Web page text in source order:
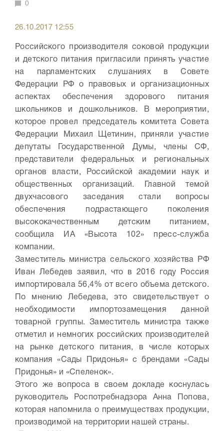
0
26.10.2017 12:55
Российского производителя соковой продукции
и детского питания пригласили принять участие
на парламентских слушаниях в Совете
Федерации РФ о правовых и организационных
аспектах обеспечения здорового питания
школьников и дошкольников. В мероприятии,
которое провел председатель комитета Совета
Федерации Михаил Щетинин, приняли участие
депутаты Государственной Думы, члены СФ,
представители федеральных и региональных
органов власти, Российской академии наук и
общественных организаций. Главной темой
двухчасового заседания стали вопросы
обеспечения подрастающего поколения
высококачественным детским питанием,
сообщила ИА «Высота 102» пресс-служба
компании.
Заместитель министра сельского хозяйства РФ
Иван Лебедев заявил, что в 2016 году Россия
импортировала 56,4% от всего объема детского.
По мнению Лебедева, это свидетельствует о
необходимости импортозамещения данной
товарной группы. Заместитель министра также
отметил и немногих российских производителей
на рынке детского питания, в числе которых
компания «Сады Придонья» с брендами «Сады
Придонья» и «Спеленок».
Этого же вопроса в своем докладе коснулась
руководитель Роспотребнадзора Анна Попова,
которая напомнила о преимуществах продукции,
производимой на территории нашей страны.